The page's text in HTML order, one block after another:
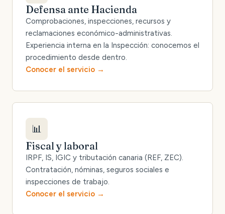
Defensa ante Hacienda
Comprobaciones, inspecciones, recursos y
reclamaciones económico-administrativas.
Experiencia interna en la Inspección: conocemos el
procedimiento desde dentro.
Conocer el servicio
📊
Fiscal y laboral
IRPF, IS, IGIC y tributación canaria (REF, ZEC).
Contratación, nóminas, seguros sociales e
inspecciones de trabajo.
Conocer el servicio